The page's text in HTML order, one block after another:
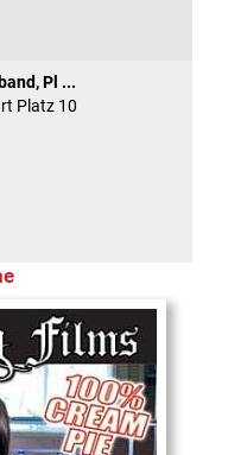
Pl ...
Platz 10